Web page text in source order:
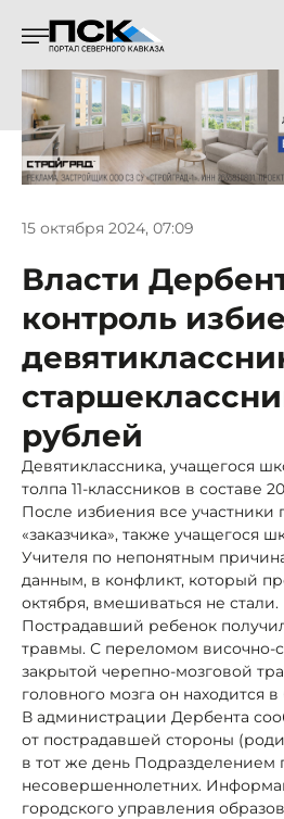
15 октября 2024, 07:09
Власти
контроль
рублей
Девятиклассника, учащегося
толпа 11-классников в составе
После избиения все участники
«заказчика», также учащегося
Учителя по непонятным
данным, в конфликт, который
октября, вмешиваться не стали.
Пострадавший ребенок
травмы. С переломом височно-
закрытой черепно-мозговой
головного мозга он находится
В администрации Дербента
от пострадавшей стороны
в тот же день Подразделением
несовершеннолетних.
городского управления